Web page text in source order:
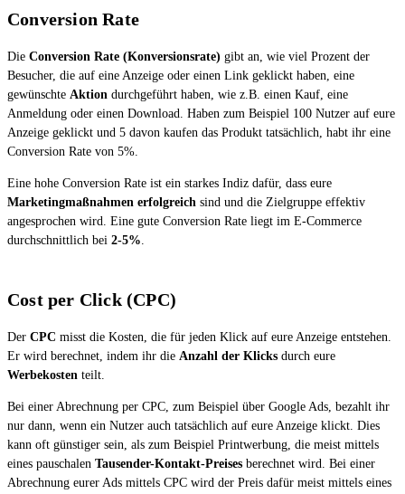
Conversion Rate
Die Conversion Rate (Konversionsrate) gibt an, wie viel Prozent der
Besucher, die auf eine Anzeige oder einen Link geklickt haben, eine
gewünschte Aktion durchgeführt haben, wie z.B. einen Kauf, eine
Anmeldung oder einen Download. Haben zum Beispiel 100 Nutzer auf eure
Anzeige geklickt und 5 davon kaufen das Produkt tatsächlich, habt ihr eine
Conversion Rate von 5%.
Eine hohe Conversion Rate ist ein starkes Indiz dafür, dass eure
Marketingmaßnahmen erfolgreich sind und die Zielgruppe effektiv
angesprochen wird. Eine gute Conversion Rate liegt im E-Commerce
durchschnittlich bei 2-5%.
Cost per Click (CPC)
Der CPC misst die Kosten, die für jeden Klick auf eure Anzeige entstehen.
Er wird berechnet, indem ihr die Anzahl der Klicks durch eure
Werbekosten teilt.
Bei einer Abrechnung per CPC, zum Beispiel über Google Ads, bezahlt ihr
nur dann, wenn ein Nutzer auch tatsächlich auf eure Anzeige klickt. Dies
kann oft günstiger sein, als zum Beispiel Printwerbung, die meist mittels
eines pauschalen Tausender-Kontakt-Preises berechnet wird. Bei einer
Abrechnung eurer Ads mittels CPC wird der Preis dafür meist mittels eines